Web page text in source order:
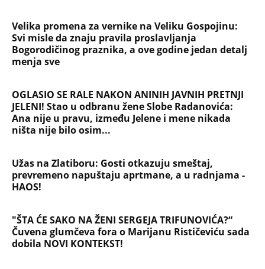
Velika promena za vernike na Veliku Gospojinu:
Svi misle da znaju pravila proslavljanja
Bogorodičinog praznika, a ove godine jedan detalj
menja sve
OGLASIO SE RALE NAKON ANINIH JAVNIH PRETNJI
JELENI! Stao u odbranu žene Slobe Radanovića:
Ana nije u pravu, između Jelene i mene nikada
ništa nije bilo osim...
Užas na Zlatiboru: Gosti otkazuju smeštaj,
prevremeno napuštaju aprtmane, a u radnjama -
HAOS!
"ŠTA ĆE SAKO NA ŽENI SERGEJA TRIFUNOVIĆA?“
Čuvena glumčeva fora o Marijanu Rističeviću sada
dobila NOVI KONTEKST!